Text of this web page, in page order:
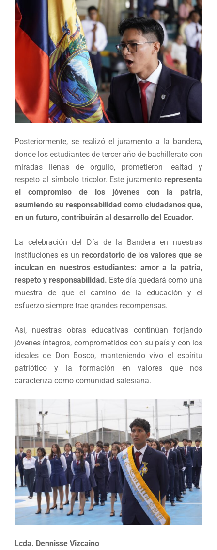
Posteriormente, se realizó el juramento a la bandera,
donde los estudiantes de tercer año de bachillerato con
miradas llenas de orgullo, prometieron lealtad y
respeto al símbolo tricolor. Este juramento representa
el compromiso de los jóvenes con la patria,
asumiendo su responsabilidad como ciudadanos que,
en un futuro, contribuirán al desarrollo del Ecuador.
La celebración del Día de la Bandera en nuestras
instituciones es un recordatorio de los valores que se
inculcan en nuestros estudiantes: amor a la patria,
respeto y responsabilidad. Este día quedará como una
muestra de que el camino de la educación y el
esfuerzo siempre trae grandes recompensas.
Así, nuestras obras educativas continúan forjando
jóvenes íntegros, comprometidos con su país y con los
ideales de Don Bosco, manteniendo vivo el espíritu
patriótico y la formación en valores que nos
caracteriza como comunidad salesiana.
Lcda. Dennisse Vizcaino